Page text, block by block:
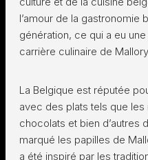
l’amour de la gastronomie
génération, ce qui a eu
carrière culinaire de
La Belgique est réputée
avec des plats tels que
chocolats et bien d’autres
marqué les papilles de
a été inspiré par les